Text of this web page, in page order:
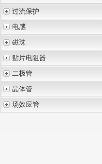
过流保护
电感
磁珠
贴片电阻器
二极管
晶体管
场效应管